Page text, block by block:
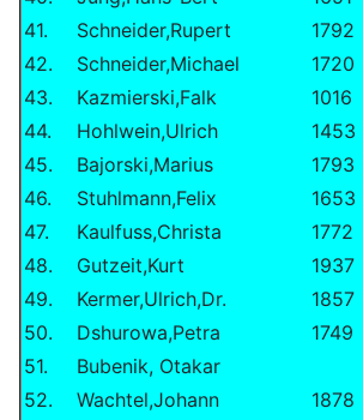
41.
Schneider,Rupert 1792
42.
Schneider,Michael 1720
43.
Kazmierski,Falk 1016
44.
Hohlwein,Ulrich 1453
45.
Bajorski,Marius 1793
46.
Stuhlmann,Felix 1653
47.
Kaulfuss,Christa 1772
48.
Gutzeit,Kurt 1937
49.
Kermer,Ulrich,Dr. 1857
50.
Dshurowa,Petra 1749
51.
Bubenik, Otakar
52.
Wachtel,Johann 1878